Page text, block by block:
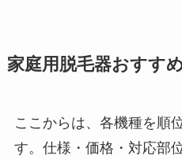
家庭用脱毛器おすす
ここからは、各機種を順
す。仕様・価格・対応部